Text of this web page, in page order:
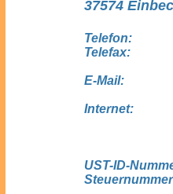
37574
Telefon:
Telefax:
E-Mail:
Internet:
UST-ID-